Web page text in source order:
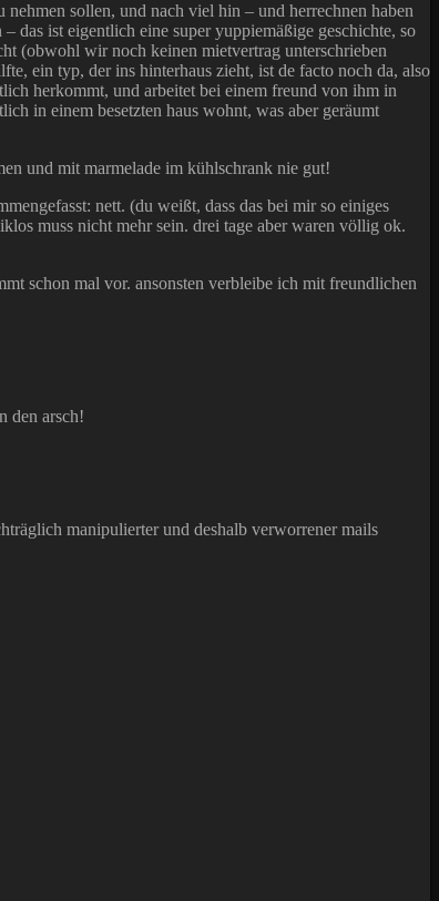
sollen, und nach viel hin – und herrechnen haben
das ist eigentlich eine super yuppiemäßige geschichte, so
(obwohl wir noch keinen mietvertrag unterschrieben
ein typ, der ins hinterhaus zieht, ist de facto noch da, also
herkommt, und arbeitet bei einem freund von ihm in
in einem besetzten haus wohnt, was aber geräumt
und mit marmelade im kühlschrank nie gut!
nett. (du weißt, dass das bei mir so einiges
muss nicht mehr sein. drei tage aber waren völlig ok.
schon mal vor. ansonsten verbleibe ich mit freundlichen
den arsch!
manipulierter und deshalb verworrener mails